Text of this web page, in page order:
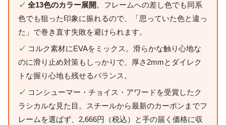
✓ 全13色のカラー展開 。フレームへの差し色でも同系
色でも狙った印象に振れるので、「思っていた色と違っ
た」で巻き直す失敗を避けられます。
✓ コルク素材にEVAをミックス。滑らかな触り心地な
のに滑り止め対策もしっかりで、厚さ2mmとダイレク
トな握り心地も残せるバランス。
✓ コンシューマー・チョイス・アワードを受賞したク
ラシカルな見た目。スチールから最新のカーボンまでフ
レームを選ばず、2,666円（税込）と手の届く価格に収